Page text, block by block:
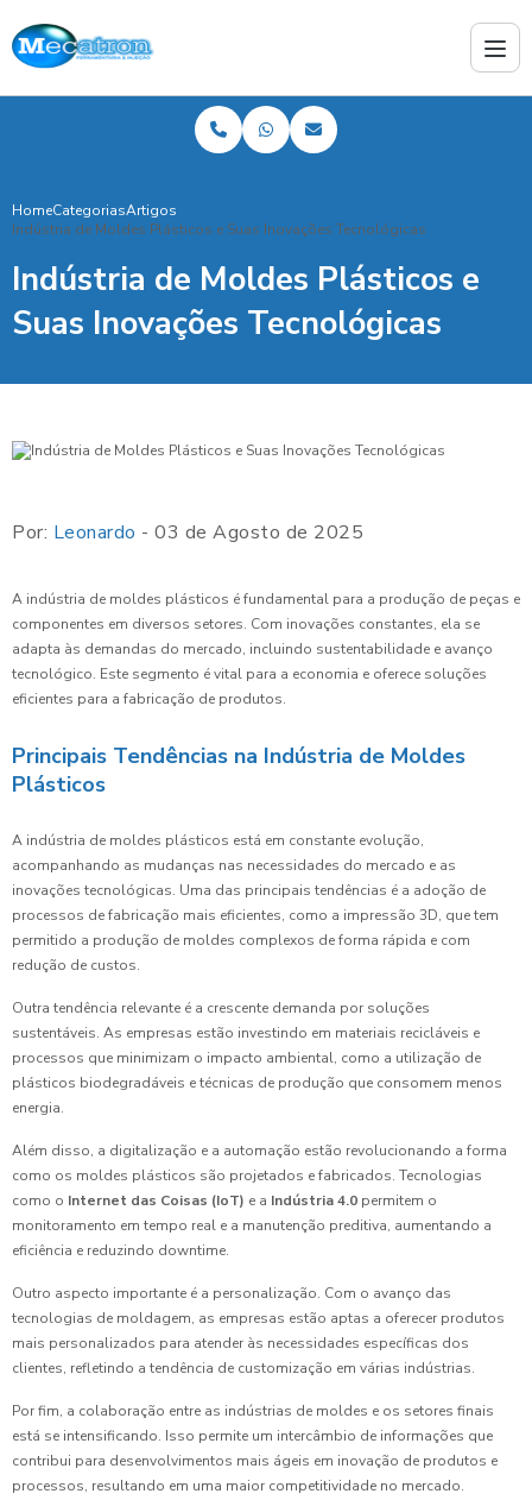
HomeCategoriasArtigos
Indústria de Moldes Plásticos e Suas Inovações Tecnológicas
Indústria de Moldes Plásticos e
Suas Inovações Tecnológicas
Por: Leonardo - 03 de Agosto de 2025
A indústria de moldes plásticos é fundamental para a produção de peças e
componentes em diversos setores. Com inovações constantes, ela se
adapta às demandas do mercado, incluindo sustentabilidade e avanço
tecnológico. Este segmento é vital para a economia e oferece soluções
eficientes para a fabricação de produtos.
Principais Tendências na Indústria de Moldes
Plásticos
A indústria de moldes plásticos está em constante evolução,
acompanhando as mudanças nas necessidades do mercado e as
inovações tecnológicas. Uma das principais tendências é a adoção de
processos de fabricação mais eficientes, como a impressão 3D, que tem
permitido a produção de moldes complexos de forma rápida e com
redução de custos.
Outra tendência relevante é a crescente demanda por soluções
sustentáveis. As empresas estão investindo em materiais recicláveis e
processos que minimizam o impacto ambiental, como a utilização de
plásticos biodegradáveis e técnicas de produção que consomem menos
energia.
Além disso, a digitalização e a automação estão revolucionando a forma
como os moldes plásticos são projetados e fabricados. Tecnologias
como o Internet das Coisas (IoT) e a Indústria 4.0 permitem o
monitoramento em tempo real e a manutenção preditiva, aumentando a
eficiência e reduzindo downtime.
Outro aspecto importante é a personalização. Com o avanço das
tecnologias de moldagem, as empresas estão aptas a oferecer produtos
mais personalizados para atender às necessidades específicas dos
clientes, refletindo a tendência de customização em várias indústrias.
Por fim, a colaboração entre as indústrias de moldes e os setores finais
está se intensificando. Isso permite um intercâmbio de informações que
contribui para desenvolvimentos mais ágeis em inovação de produtos e
processos, resultando em uma maior competitividade no mercado.